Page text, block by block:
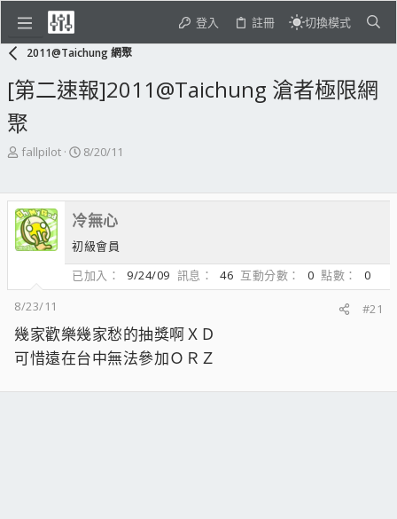
登入 註冊 切換模式
2011@Taichung 網聚
[第二速報]2011@Taichung 滄者極限網
聚
主
起
人
fallpilot
開
期
8/20/11
冷無心
初級會員
已加入
9/24/09 訊息 46 互動分數 0 點數
0
8/23/11
#21
幾家歡樂幾家愁的抽獎啊ＸＤ
可惜遠在台中無法參加ＯＲＺ